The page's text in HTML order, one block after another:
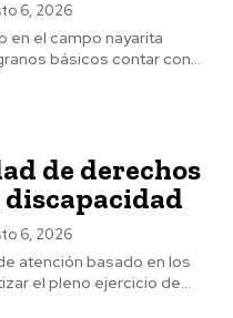
6, 2026
en el campo nayarita
básicos contar con...
de derechos
discapacidad
6, 2026
atención basado en los
el pleno ejercicio de...